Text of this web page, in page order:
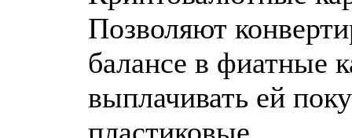
Позволяют
балансе в фиатные
выплачивать ей